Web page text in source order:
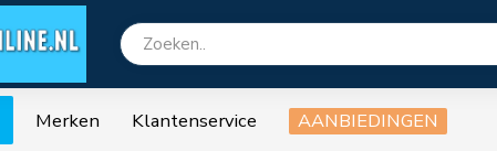
Merken Klantenservice AANBIEDINGEN